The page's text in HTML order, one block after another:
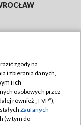
zgody na
i zbierania danych,
i ich
osobowych przez
również „TVP”),
Zaufanych
(w tym do